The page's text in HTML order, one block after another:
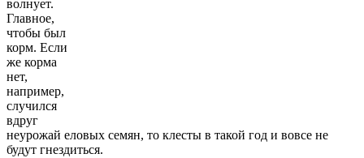
волнует.
Главное,
чтобы был
корм. Если
же корма
нет,
например,
случился
вдруг
неурожай еловых семян, то клесты в такой год и вовсе не
будут гнездиться.